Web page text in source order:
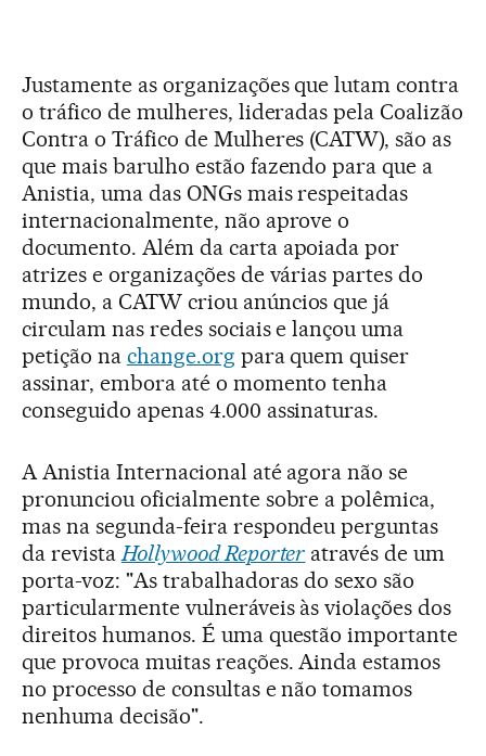
Justamente as organizações que lutam contra
o tráfico de mulheres, lideradas pela Coalizão
Contra o Tráfico de Mulheres (CATW), são as
que mais barulho estão fazendo para que a
Anistia, uma das ONGs mais respeitadas
internacionalmente, não aprove o
documento. Além da carta apoiada por
atrizes e organizações de várias partes do
mundo, a CATW criou anúncios que já
circulam nas redes sociais e lançou uma
petição na change.org para quem quiser
assinar, embora até o momento tenha
conseguido apenas 4.000 assinaturas.
A Anistia Internacional até agora não se
pronunciou oficialmente sobre a polêmica,
mas na segunda-feira respondeu perguntas
da revistaHollywood Reporter através de um
porta-voz: "As trabalhadoras do sexo são
particularmente vulneráveis às violações dos
direitos humanos. É uma questão importante
que provoca muitas reações. Ainda estamos
no processo de consultas e não tomamos
nenhuma decisão".